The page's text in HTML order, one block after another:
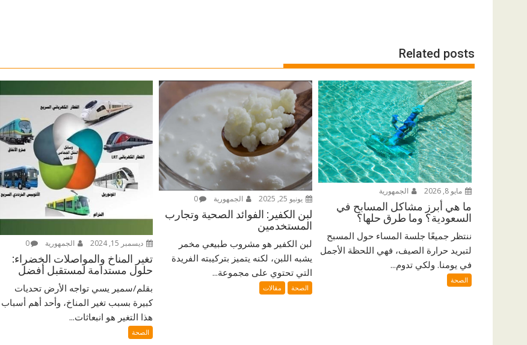
Related posts
مايو 8, 2026 الجمهورية
ما هي أبرز مشاكل المسابح في
السعودية؟ وما طرق حلها؟
ننتظر جميعًا جلسة المساء حول المسبح
لتبريد حرارة الصيف، فهي اللحظة الأجمل
في يومنا. ولكي تدوم...
الصحة
يونيو 25, 2025 الجمهورية 0
لبن الكفير: الفوائد الصحية وتجارب
المستخدمين
لبن الكفير هو مشروب طبيعي مخمر
يشبه اللبن، لكنه يتميز بتركيبته الفريدة
التي تحتوي على مجموعة...
الصحة مقالات
ديسمبر 15, 2024 الجمهورية 0
تغير المناخ والمواصلات الخضراء:
حلول مستدامة لمستقبل أفضل
بقلم/سمير يسي تواجه الأرض تحديات
كبيرة بسبب تغير المناخ، وأحد أهم أسباب
هذا التغير هو انبعاثات...
الصحة